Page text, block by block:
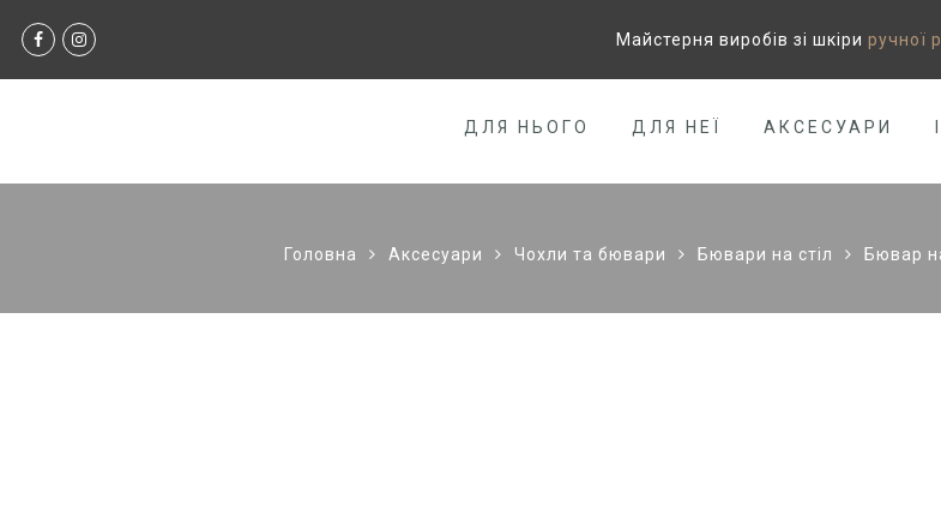
Майстерня виробів зі шкіри ручної
ДЛЯ НЬОГО ДЛЯ НЕЇ АКСЕСУАРИ
Головна Аксесуари Чохли та бювари Бювари на стіл Бювар